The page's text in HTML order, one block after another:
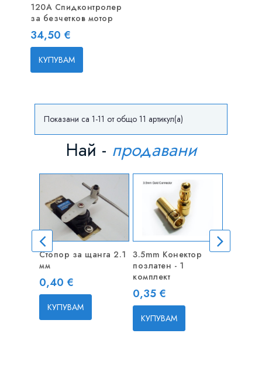
120A Спидконтролер
за безчетков мотор
Цена
34,50 €
КУПУВАМ
Показани са 1-11 от общо 11 артикул(а)
Най - продавани
Стопор за щанга 2.1
мм
Цена
0,40 €
КУПУВАМ
3.5mm Конектор
позлатен - 1
комплект
Цена
0,35 €
КУПУВАМ
Стопор